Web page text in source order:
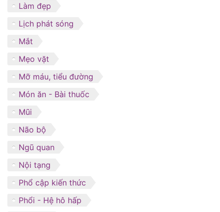
Làm đẹp
Lịch phát sóng
Mắt
Mẹo vặt
Mỡ máu, tiểu đường
Món ăn - Bài thuốc
Mũi
Não bộ
Ngũ quan
Nội tạng
Phổ cập kiến thức
Phổi - Hệ hô hấp